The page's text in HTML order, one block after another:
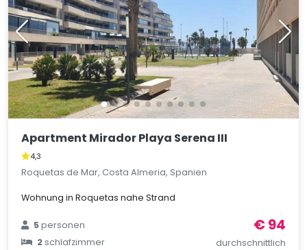
Apartment Mirador Playa Serena III
4,3
Roquetas de Mar, Costa Almeria, Spanien
Wohnung in Roquetas nahe Strand
5personen
2schlafzimmer
€ 94
durchschnittlich